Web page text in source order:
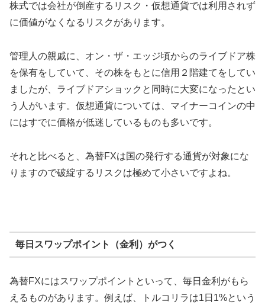
株式では会社が倒産するリスク・仮想通貨では利用されず
に価値がなくなるリスクがあります。
管理人の親戚に、オン・ザ・エッジ頃からのライブドア株
を保有をしていて、その株をもとに信用２階建てをしてい
ましたが、ライブドアショックと同時に大変になったとい
う人がいます。仮想通貨については、マイナーコインの中
にはすでに価格が低迷しているものも多いです。
それと比べると、為替FXは国の発行する通貨が対象にな
りますので破綻するリスクは極めて小さいですよね。
毎日スワップポイント（金利）がつく
為替FXにはスワップポイントといって、毎日金利がもら
えるものがあります。例えば、トルコリラは1日1%という